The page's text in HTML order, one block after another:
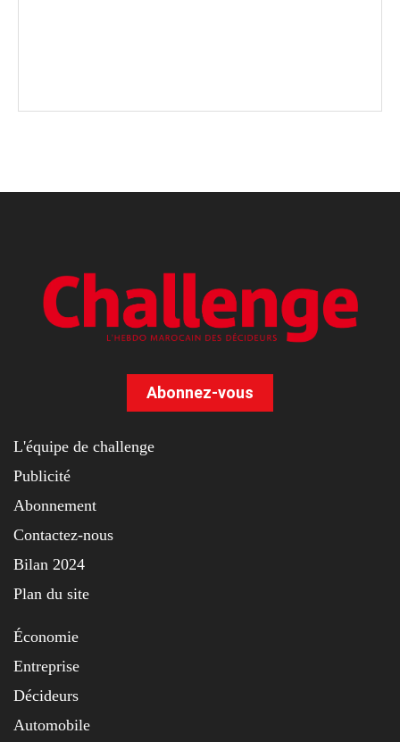
Abonnez-vous
L'équipe de challenge
Publicité
Abonnement
Contactez-nous
Bilan 2024
Plan du site
Économie
Entreprise
Décideurs
Automobile